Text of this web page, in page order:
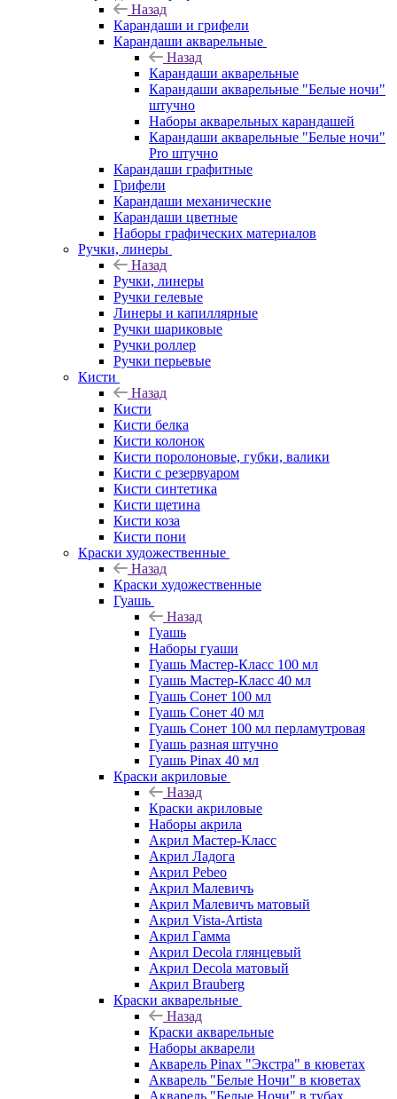
Назад
Карандаши и грифели
Карандаши акварельные
Назад
Карандаши акварельные
Карандаши акварельные "Белые ночи"
штучно
Наборы акварельных карандашей
Карандаши акварельные "Белые ночи"
Pro штучно
Карандаши графитные
Грифели
Карандаши механические
Карандаши цветные
Наборы графических материалов
Ручки, линеры
Назад
Ручки, линеры
Ручки гелевые
Линеры и капиллярные
Ручки шариковые
Ручки роллер
Ручки перьевые
Кисти
Назад
Кисти
Кисти белка
Кисти колонок
Кисти поролоновые, губки, валики
Кисти с резервуаром
Кисти синтетика
Кисти щетина
Кисти коза
Кисти пони
Краски художественные
Назад
Краски художественные
Гуашь
Назад
Гуашь
Наборы гуаши
Гуашь Мастер-Класс 100 мл
Гуашь Мастер-Класс 40 мл
Гуашь Сонет 100 мл
Гуашь Сонет 40 мл
Гуашь Сонет 100 мл перламутровая
Гуашь разная штучно
Гуашь Pinax 40 мл
Краски акриловые
Назад
Краски акриловые
Наборы акрила
Акрил Мастер-Класс
Акрил Ладога
Акрил Pebeo
Акрил Малевичъ
Акрил Малевичъ матовый
Акрил Vista-Artista
Акрил Гамма
Акрил Decola глянцевый
Акрил Decola матовый
Акрил Brauberg
Краски акварельные
Назад
Краски акварельные
Наборы акварели
Акварель Pinax "Экстра" в кюветах
Акварель "Белые Ночи" в кюветах
Акварель "Белые Ночи" в тубах